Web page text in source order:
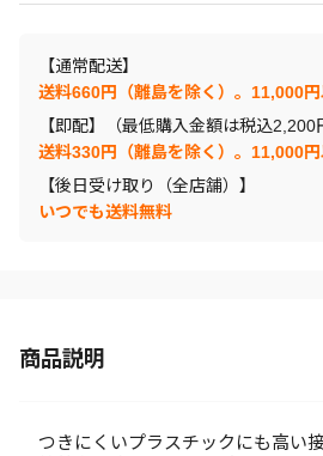
【通常配送】
送料660円（離島を除く）。11,000
【即配】（最低購入金額は税込2,200
送料330円（離島を除く）。11,000
【後日受け取り（全店舗）】
いつでも送料無料
商品説明
つきにくいプラスチックにも高い